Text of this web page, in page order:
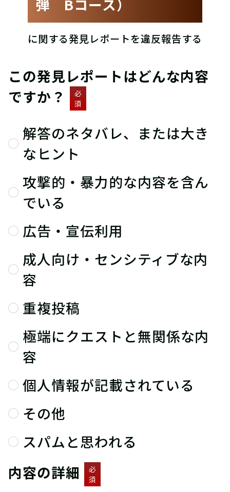
弾 Bコース）
に関する発見レポートを違反報告する
この発見レポートはどんな内容
ですか？
必
須
解答のネタバレ、または大き
なヒント
攻撃的・暴力的な内容を含ん
でいる
広告・宣伝利用
成人向け・センシティブな内
容
重複投稿
極端にクエストと無関係な内
容
個人情報が記載されている
その他
スパムと思われる
内容の詳細
必
須